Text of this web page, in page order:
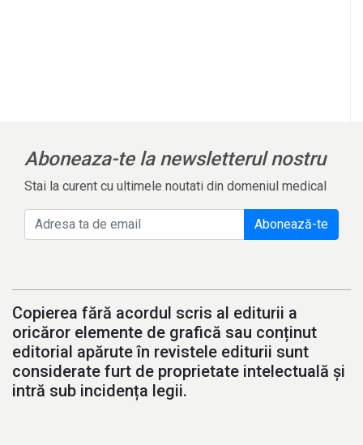
Aboneaza-te la newsletterul nostru
Stai la curent cu ultimele noutati din domeniul medical
Abonează-te
Copierea fără acordul scris al editurii a
oricăror elemente de grafică sau conținut
editorial apărute în revistele editurii sunt
considerate furt de proprietate intelectuală și
intră sub incidența legii.